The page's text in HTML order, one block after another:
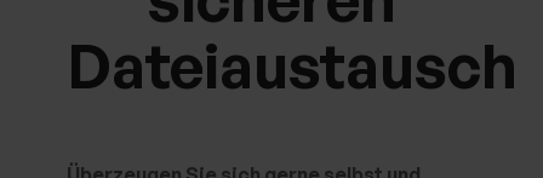
Dateiaustausch